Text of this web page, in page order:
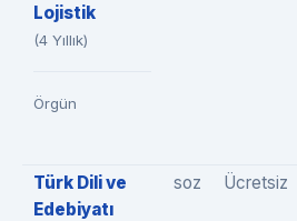
Lojistik
(4 Yıllık)
Örgün
Türk Dili ve
Edebiyatı
soz Ücretsiz